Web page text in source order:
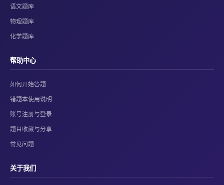
语文题库
物理题库
化学题库
帮助中心
如何开始答题
错题本使用说明
账号注册与登录
题目收藏与分享
常见问题
关于我们